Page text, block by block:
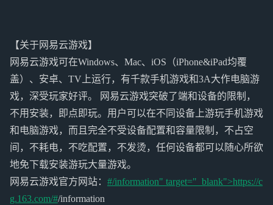
【关于网易云游戏】
网易云游戏可在Windows、Mac、iOS（iPhone&iPad均覆
盖）、安卓、TV上运行，有千款手机游戏和3A大作电脑游
戏，深受玩家好评。 网易云游戏突破了端和设备的限制，
不用安装，即点即玩。用户可以在不同设备上游玩手机游戏
和电脑游戏，而且完全不受设备配置和容量限制，不占空
间，不耗电，不吃配置，不发烫，任何设备都可以随心所欲
地免下载安装游玩大量游戏。
网易云游戏官方网站： #/information" target="_blank">https://c
g.163.com/#/information